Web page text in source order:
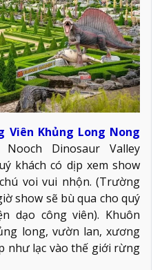
Viên Khủng Long Nong
Dinosaur Valley
khách có dịp xem show
voi vui nhộn. (Trường
show sẽ bù qua cho quý
dạo công viên). Khuôn
long, vườn lan, xương
như lạc vào thế giới rừng